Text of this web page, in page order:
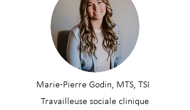
Marie-Pierre Godin, MTS, TSI
Travailleuse sociale clinique